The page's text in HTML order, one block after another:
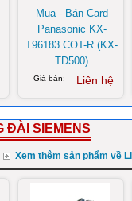
Mua - Bán Card
Panasonic KX-
T96183 COT-R (KX-
TD500)
Giá bán: Liên hệ
ĐÀI SIEMENS
Xem thêm sản phẩm về